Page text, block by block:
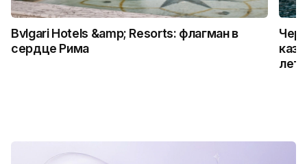
Bvlgari Hotels &amp; Resorts: флагман в
сердце Рима